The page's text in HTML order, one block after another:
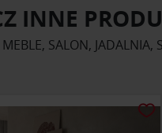
INNE
SALON, JADALNIA,